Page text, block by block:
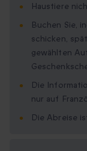
Haustiere
Buchen Sie,
schicken,
gewählten
Die
nur auf
Die Abreise